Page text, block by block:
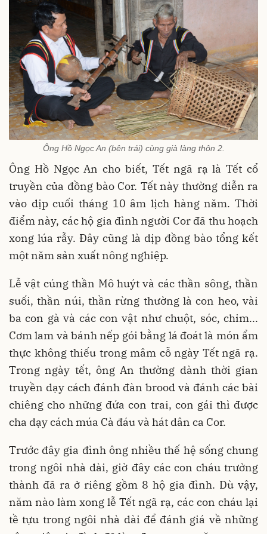
Ông Hồ Ngọc An (bên trái) cùng già làng thôn 2.
Ông Hồ Ngọc An cho biết, Tết ngã rạ là Tết cổ
truyền của đồng bào Cor. Tết này thường diễn ra
vào dịp cuối tháng 10 âm lịch hàng năm. Thời
điểm này, các hộ gia đình người Cor đã thu hoạch
xong lúa rẫy. Đây cũng là dịp đồng bào tổng kết
một năm sản xuất nông nghiệp.
Lễ vật cúng thần Mô huýt và các thần sông, thần
suối, thần núi, thần rừng thường là con heo, vài
ba con gà và các con vật như chuột, sóc, chim...
Cơm lam và bánh nếp gói bằng lá đoát là món ẩm
thực không thiếu trong mâm cỗ ngày Tết ngã rạ.
Trong ngày tết, ông An thường dành thời gian
truyền dạy cách đánh đàn brood và đánh các bài
chiêng cho những đứa con trai, con gái thì được
cha dạy cách múa Cà đáu và hát dân ca Cor.
Trước đây gia đình ông nhiều thế hệ sống chung
trong ngôi nhà dài, giờ đây các con cháu trưởng
thành đã ra ở riêng gồm 8 hộ gia đình. Dù vậy,
năm nào làm xong lễ Tết ngã rạ, các con cháu lại
tề tựu trong ngôi nhà dài để đánh giá về những